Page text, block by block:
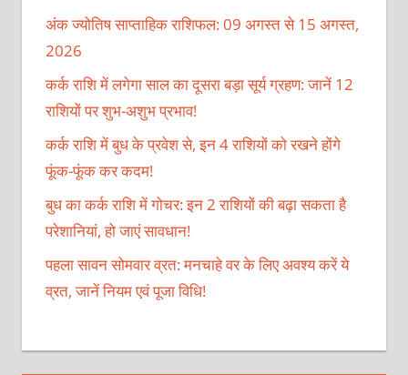
अंक ज्योतिष साप्ताहिक राशिफल: 09 अगस्त से 15 अगस्त,
2026
कर्क राशि में लगेगा साल का दूसरा बड़ा सूर्य ग्रहण: जानें 12
राशियों पर शुभ-अशुभ प्रभाव!
कर्क राशि में बुध के प्रवेश से, इन 4 राशियों को रखने होंगे
फूंक-फूंक कर कदम!
बुध का कर्क राशि में गोचर: इन 2 राशियों की बढ़ा सकता है
परेशानियां, हो जाएं सावधान!
पहला सावन सोमवार व्रत: मनचाहे वर के लिए अवश्य करें ये
व्रत, जानें नियम एवं पूजा विधि!